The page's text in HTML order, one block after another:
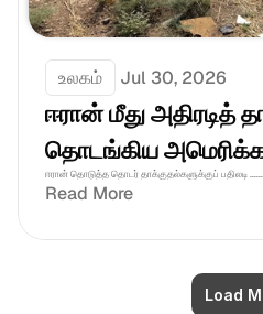
உலகம் Jul 30, 2026
ஈரான் மீது அதிரடித்
தொடங்கிய
ஈரான் தொடுத்த தொடர் தாக்குதல்களுக்குப் பதிலடி
Read More
Load